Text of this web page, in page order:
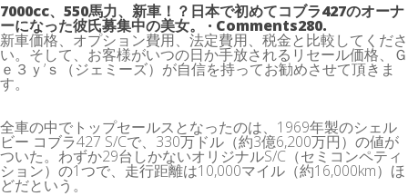
7000cc、550馬力、新車！？日本で初めてコブラ427のオーナ
ーになった彼氏募集中の美女。 · Comments280.
新車価格、オプション費用、法定費用、税金と比較してくださ
い。そして、お客様がいつの日か手放されるリセール価格、Ｇ
ｅ３ｙ’ｓ（ジェミーズ）が自信を持ってお勧めさせて頂きま
す。
全車の中でトップセールスとなったのは、1969年製のシェル
ビー コブラ427 S/Cで、330万ドル（約3億6,200万円）の値が
ついた。わずか29台しかないオリジナルS/C（セミコンペティ
ション）の1つで、走行距離は10,000マイル（約16,000km）ほ
どだという。